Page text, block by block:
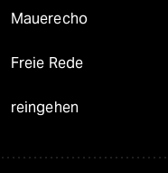
Mauerecho
Freie Rede
reingehen